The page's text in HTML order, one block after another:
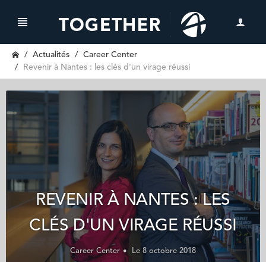
Actualités
Career Center
Revenir à Nantes : les clés d'un virage réussi
REVENIR À NANTES : LES
CLÉS D'UN VIRAGE RÉUSSI
Career Center Le 8 octobre 2018